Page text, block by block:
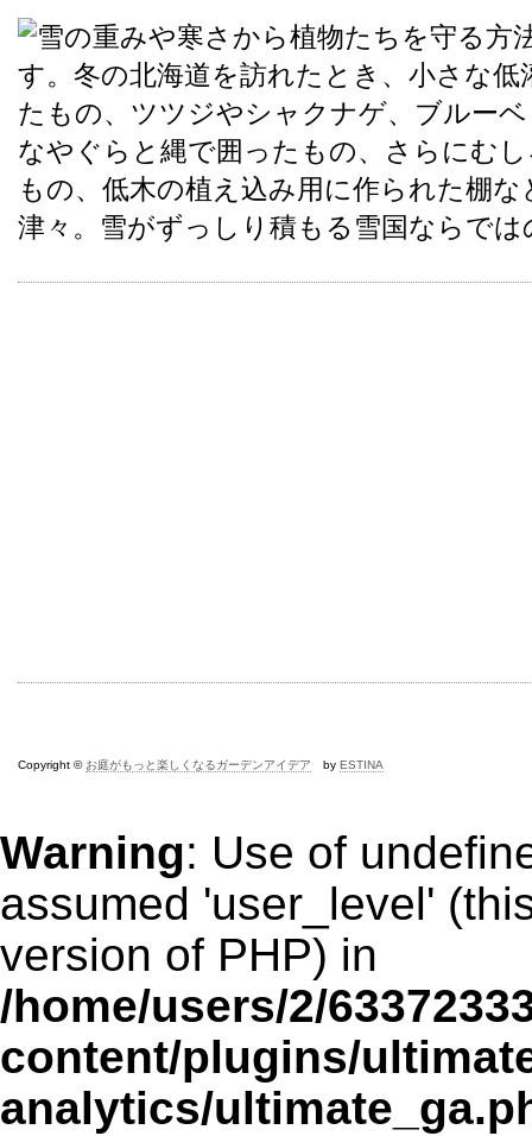
Copyright © お庭がもっと楽しくなるガーデンアイデア by ESTINA
Warning: Use of
assumed 'user_level'
version of PHP) in
/home/users/2/
content/plugins/
analytics/